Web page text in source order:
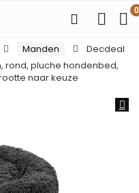
0
Manden
Decdeal
rond, pluche hondenbed,
naar keuze